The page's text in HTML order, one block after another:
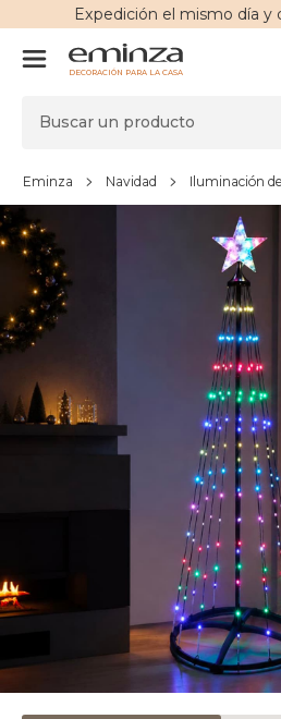
Expedición el mismo día y
DECORACIÓN PARA LA CASA
Eminza Navidad Iluminación